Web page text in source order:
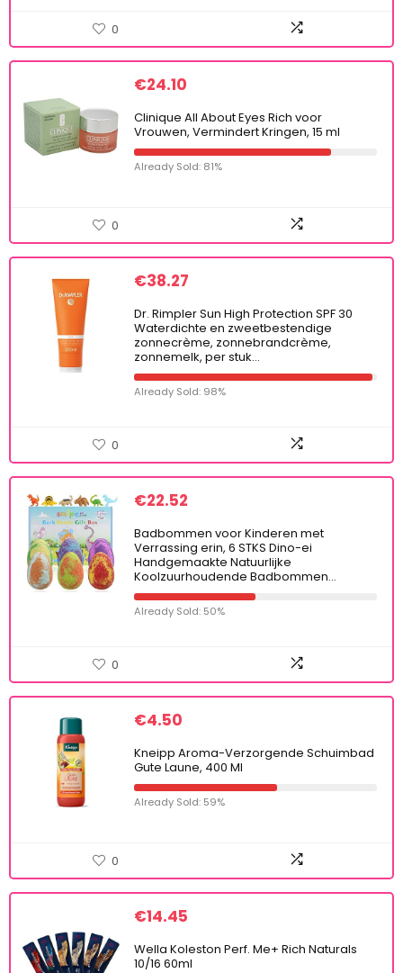
0
€24.10
Clinique All About Eyes Rich voor
Vrouwen, Vermindert Kringen, 15 ml
Already Sold: 81%
0
€38.27
Dr. Rimpler Sun High Protection SPF 30
Waterdichte en zweetbestendige
zonnecrème, zonnebrandcrème,
zonnemelk, per stuk…
Already Sold: 98%
0
€22.52
Badbommen voor Kinderen met
Verrassing erin, 6 STKS Dino-ei
Handgemaakte Natuurlijke
Koolzuurhoudende Badbommen…
Already Sold: 50%
0
€4.50
Kneipp Aroma-Verzorgende Schuimbad
Gute Laune, 400 Ml
Already Sold: 59%
0
€14.45
Wella Koleston Perf. Me+ Rich Naturals
10/16 60ml